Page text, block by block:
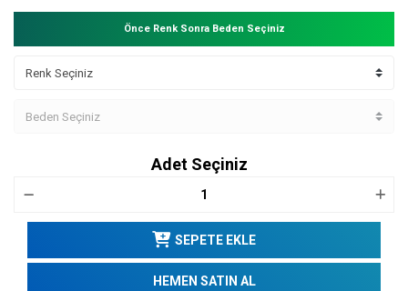
Önce Renk Sonra Beden Seçiniz
Adet Seçiniz
SEPETE EKLE
HEMEN SATIN AL